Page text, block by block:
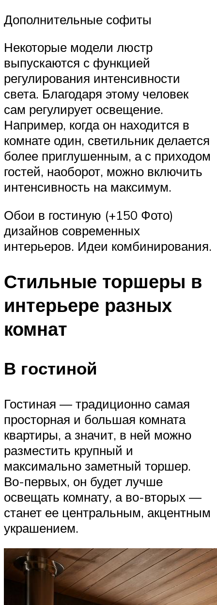
Дополнительные софиты
Некоторые модели люстр
выпускаются с функцией
регулирования интенсивности
света. Благодаря этому человек
сам регулирует освещение.
Например, когда он находится в
комнате один, светильник делается
более приглушенным, а с приходом
гостей, наоборот, можно включить
интенсивность на максимум.
Обои в гостиную (+150 Фото)
дизайнов современных
интерьеров. Идеи комбинирования.
Стильные торшеры в
интерьере разных
комнат
В гостиной
Гостиная — традиционно самая
просторная и большая комната
квартиры, а значит, в ней можно
разместить крупный и
максимально заметный торшер.
Во-первых, он будет лучше
освещать комнату, а во-вторых —
станет ее центральным, акцентным
украшением.